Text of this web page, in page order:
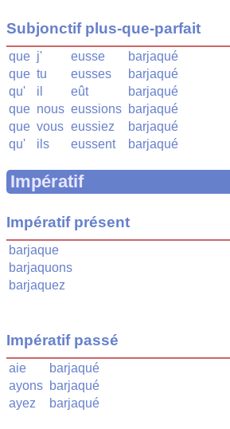
Subjonctif plus-que-parfait
que j' eusse
barjaqué
que tu eusses
barjaqué
qu'
il eût
barjaqué
que nous eussions barjaqué
que vous eussiez
barjaqué
qu'
ils eussent barjaqué
Impératif
Impératif présent
barjaque
barjaquons
barjaquez
Impératif passé
aie
barjaqué
ayons barjaqué
ayez
barjaqué